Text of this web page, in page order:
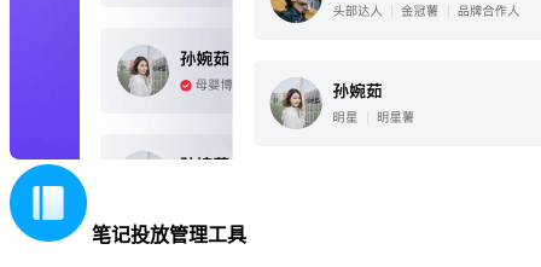
笔记投放管理工具